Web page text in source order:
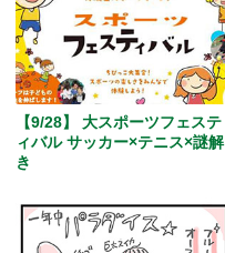
【9/28】 大スポーツフェステ
ィバル サッカー×テニス×謎解
き
ルがコラボ